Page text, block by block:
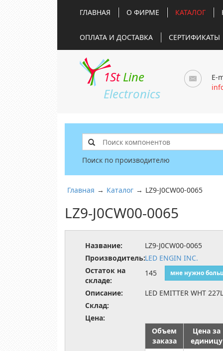
ГЛАВНАЯ О ФИРМЕ КАТАЛОГ
ОПЛАТА И ДОСТАВКА СЕРТИФИКАТЫ
1St Line
Electronics
E-
Поиск по производителю
Главная → Каталог → LZ9-J0CW00-0065
LZ9-J0CW00-0065
Название:
LZ9-J0CW00-0065
Производитель:LED ENGIN INC.
Остаток на
складе:
145 мне нужно
Описание:
LED EMITTER WHT
Склад:
Цена:
Объем
заказа
Цена за
единицу